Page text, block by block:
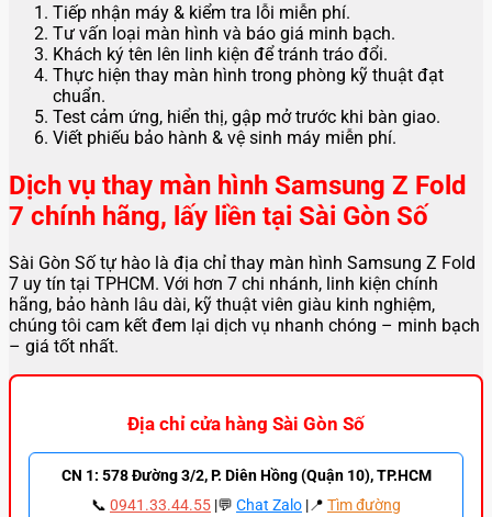
Tiếp nhận máy & kiểm tra lỗi miễn phí.
Tư vấn loại màn hình và báo giá minh bạch.
Khách ký tên lên linh kiện để tránh tráo đổi.
Thực hiện thay màn hình trong phòng kỹ thuật đạt
chuẩn.
Test cảm ứng, hiển thị, gập mở trước khi bàn giao.
Viết phiếu bảo hành & vệ sinh máy miễn phí.
Dịch vụ thay màn hình Samsung Z Fold
7 chính hãng, lấy liền tại Sài Gòn Số
Sài Gòn Số tự hào là địa chỉ thay màn hình Samsung Z Fold
7 uy tín tại TPHCM. Với hơn 7 chi nhánh, linh kiện chính
hãng, bảo hành lâu dài, kỹ thuật viên giàu kinh nghiệm,
chúng tôi cam kết đem lại dịch vụ nhanh chóng – minh bạch
– giá tốt nhất.
Địa chỉ cửa hàng Sài Gòn Số
CN 1: 578 Đường 3/2, P. Diên Hồng (Quận 10), TP.HCM
📞 0941.33.44.55 |💬 Chat Zalo |📍 Tìm đường